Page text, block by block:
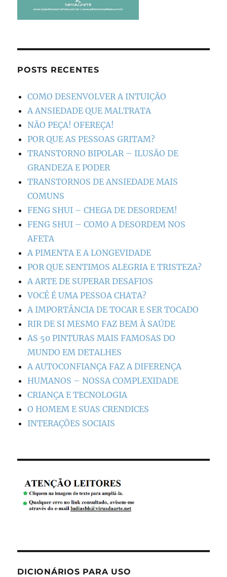
POSTS RECENTES
COMO DESENVOLVER A INTUIÇÃO
A ANSIEDADE QUE MALTRATA
NÃO PEÇA! OFEREÇA!
POR QUE AS PESSOAS GRITAM?
TRANSTORNO BIPOLAR – ILUSÃO DE
GRANDEZA E PODER
TRANSTORNOS DE ANSIEDADE MAIS
COMUNS
FENG SHUI – CHEGA DE DESORDEM!
FENG SHUI – COMO A DESORDEM NOS
AFETA
A PIMENTA E A LONGEVIDADE
POR QUE SENTIMOS ALEGRIA E TRISTEZA?
A ARTE DE SUPERAR DESAFIOS
VOCÊ É UMA PESSOA CHATA?
A IMPORTÂNCIA DE TOCAR E SER TOCADO
RIR DE SI MESMO FAZ BEM À SAÚDE
AS 50 PINTURAS MAIS FAMOSAS DO
MUNDO EM DETALHES
A AUTOCONFIANÇA FAZ A DIFERENÇA
HUMANOS – NOSSA COMPLEXIDADE
CRIANÇA E TECNOLOGIA
O HOMEM E SUAS CRENDICES
INTERAÇÕES SOCIAIS
DICIONÁRIOS PARA USO